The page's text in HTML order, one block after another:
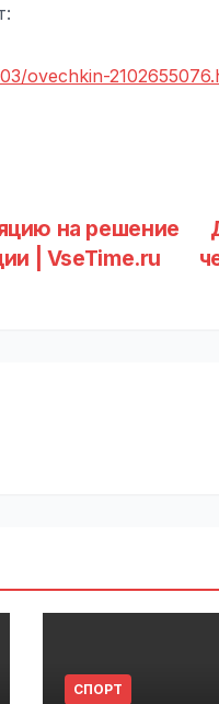
ovechkin-
на решение
| VseTime.ru
СПОРТ